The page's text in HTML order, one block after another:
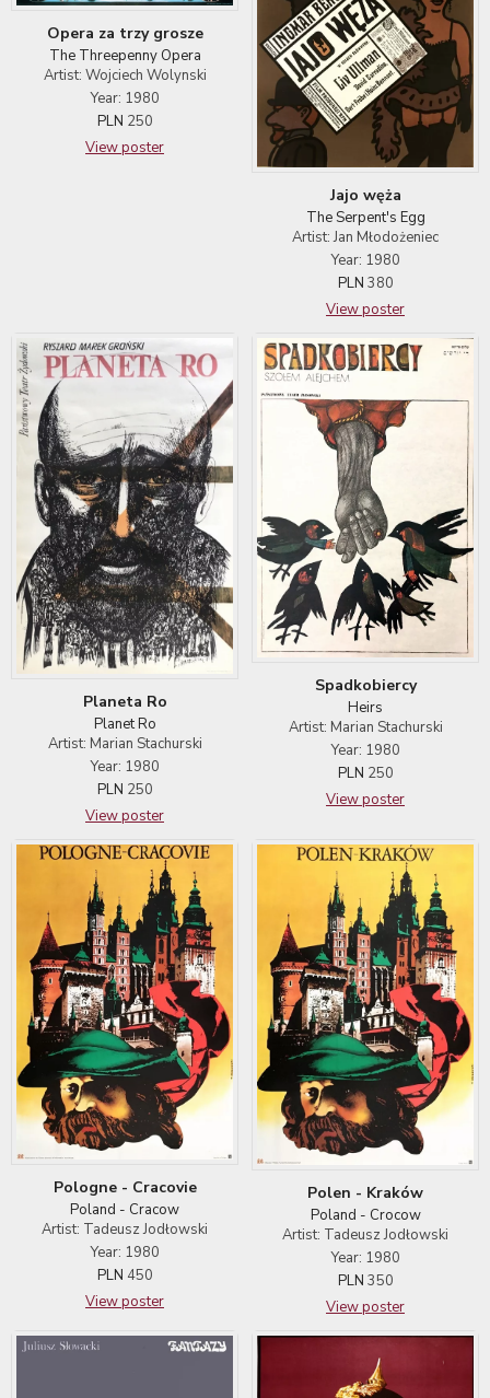
Opera za trzy grosze
The Threepenny Opera
Artist: Wojciech Wolynski
Year: 1980
PLN 250
View poster
Jajo węża
The Serpent's Egg
Artist: Jan Młodożeniec
Year: 1980
PLN 380
View poster
Planeta Ro
Planet Ro
Artist: Marian Stachurski
Year: 1980
PLN 250
View poster
Spadkobiercy
Heirs
Artist: Marian Stachurski
Year: 1980
PLN 250
View poster
Pologne - Cracovie
Poland - Cracow
Artist: Tadeusz Jodłowski
Year: 1980
PLN 450
View poster
Polen - Kraków
Poland - Crocow
Artist: Tadeusz Jodłowski
Year: 1980
PLN 350
View poster